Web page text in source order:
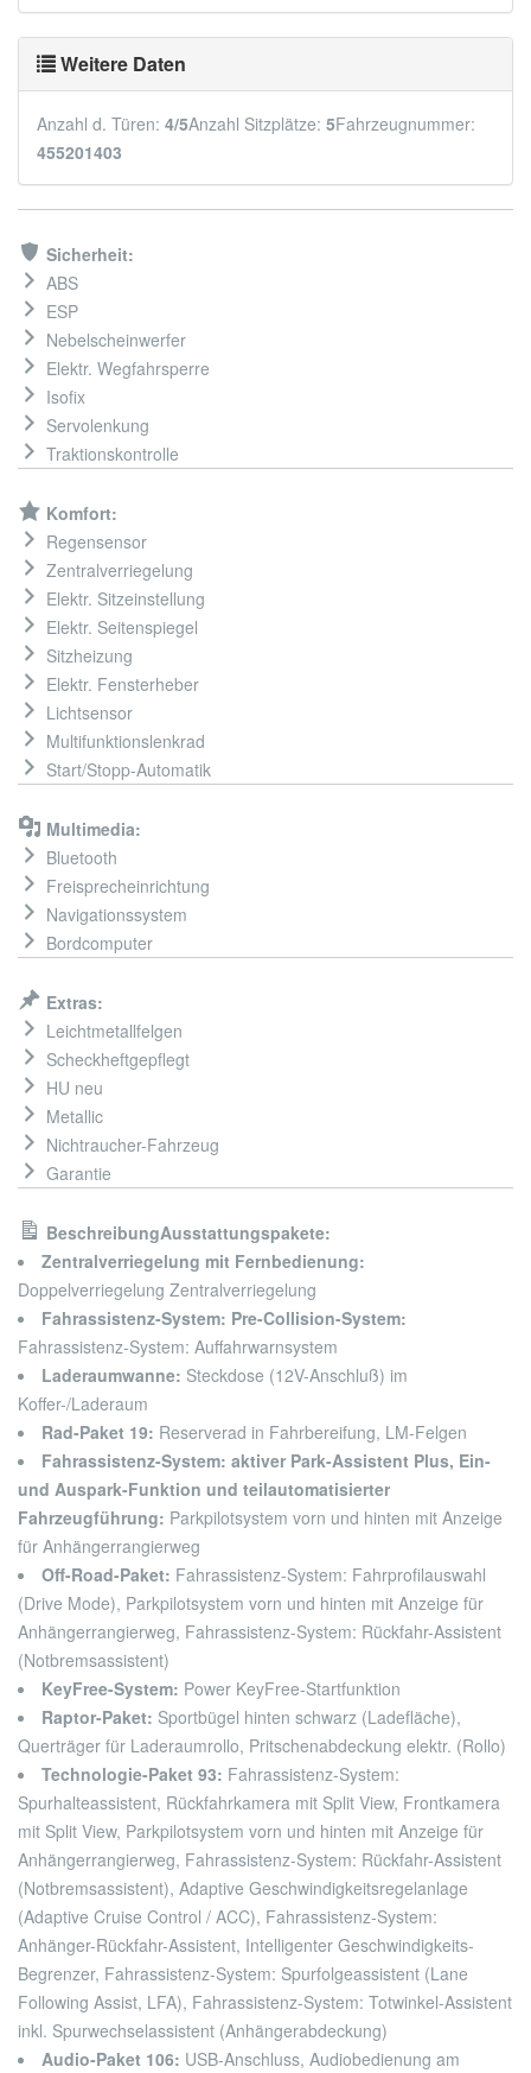
Weitere Daten
Anzahl d. Türen: 4/5Anzahl Sitzplätze: 5Fahrzeugnummer:
455201403
Sicherheit:
ABS
ESP
Nebelscheinwerfer
Elektr. Wegfahrsperre
Isofix
Servolenkung
Traktionskontrolle
Komfort:
Regensensor
Zentralverriegelung
Elektr. Sitzeinstellung
Elektr. Seitenspiegel
Sitzheizung
Elektr. Fensterheber
Lichtsensor
Multifunktionslenkrad
Start/Stopp-Automatik
Multimedia:
Bluetooth
Freisprecheinrichtung
Navigationssystem
Bordcomputer
Extras:
Leichtmetallfelgen
Scheckheftgepflegt
HU neu
Metallic
Nichtraucher-Fahrzeug
Garantie
BeschreibungAusstattungspakete:
Zentralverriegelung mit Fernbedienung:
Doppelverriegelung Zentralverriegelung
Fahrassistenz-System: Pre-Collision-System:
Fahrassistenz-System: Auffahrwarnsystem
Laderaumwanne: Steckdose (12V-Anschluß) im
Koffer-/Laderaum
Rad-Paket 19: Reserverad in Fahrbereifung, LM-Felgen
Fahrassistenz-System: aktiver Park-Assistent Plus, Ein-
und Auspark-Funktion und teilautomatisierter
Fahrzeugführung: Parkpilotsystem vorn und hinten mit Anzeige
für Anhängerrangierweg
Off-Road-Paket: Fahrassistenz-System: Fahrprofilauswahl
(Drive Mode), Parkpilotsystem vorn und hinten mit Anzeige für
Anhängerrangierweg, Fahrassistenz-System: Rückfahr-Assistent
(Notbremsassistent)
KeyFree-System: Power KeyFree-Startfunktion
Raptor-Paket: Sportbügel hinten schwarz (Ladefläche),
Querträger für Laderaumrollo, Pritschenabdeckung elektr. (Rollo)
Technologie-Paket 93: Fahrassistenz-System:
Spurhalteassistent, Rückfahrkamera mit Split View, Frontkamera
mit Split View, Parkpilotsystem vorn und hinten mit Anzeige für
Anhängerrangierweg, Fahrassistenz-System: Rückfahr-Assistent
(Notbremsassistent), Adaptive Geschwindigkeitsregelanlage
(Adaptive Cruise Control / ACC), Fahrassistenz-System:
Anhänger-Rückfahr-Assistent, Intelligenter Geschwindigkeits-
Begrenzer, Fahrassistenz-System: Spurfolgeassistent (Lane
Following Assist, LFA), Fahrassistenz-System: Totwinkel-Assistent
inkl. Spurwechselassistent (Anhängerabdeckung)
Audio-Paket 106: USB-Anschluss, Audiobedienung am